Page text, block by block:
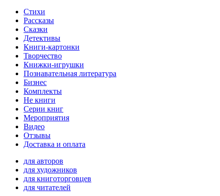
Стихи
Рассказы
Сказки
Детективы
Книги-картонки
Творчество
Книжки-игрушки
Познавательная литература
Бизнес
Комплекты
Не книги
Серии книг
Мероприятия
Видео
Отзывы
Доставка и оплата
для авторов
для художников
для книготорговцев
для читателей